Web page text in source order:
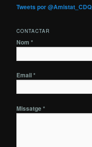
Tweets por @Amistat_CDQ
CONTACTAR
Nom *
Email *
Missatge *